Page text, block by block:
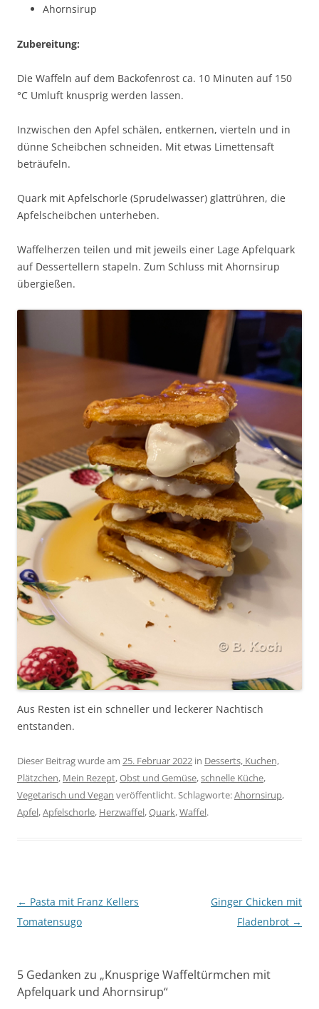
Ahornsirup
Zubereitung:
Die Waffeln auf dem Backofenrost ca. 10 Minuten auf 150
°C Umluft knusprig werden lassen.
Inzwischen den Apfel schälen, entkernen, vierteln und in
dünne Scheibchen schneiden. Mit etwas Limettensaft
beträufeln.
Quark mit Apfelschorle (Sprudelwasser) glattrühren, die
Apfelscheibchen unterheben.
Waffelherzen teilen und mit jeweils einer Lage Apfelquark
auf Dessertellern stapeln. Zum Schluss mit Ahornsirup
übergießen.
Aus Resten ist ein schneller und leckerer Nachtisch
entstanden.
Dieser Beitrag wurde am 25. Februar 2022 in Desserts, Kuchen,
Plätzchen, Mein Rezept,Obst und Gemüse,schnelle Küche,
Vegetarisch und Vegan veröffentlicht. Schlagworte:Ahornsirup,
Apfel,Apfelschorle, Herzwaffel,Quark,Waffel.
Beitragsnavigation
← Pasta mit Franz Kellers
Tomatensugo
Ginger Chicken mit
Fladenbrot →
5 Gedanken zu „Knusprige Waffeltürmchen mit
Apfelquark und Ahornsirup“